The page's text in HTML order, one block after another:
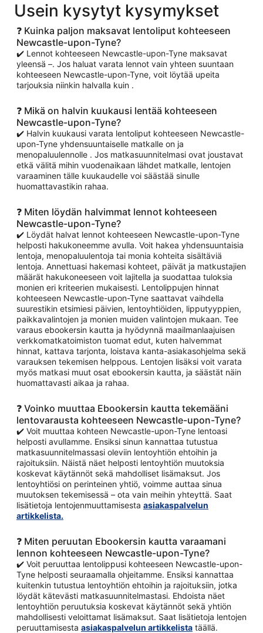
Usein kysytyt kysymykset
❓ Kuinka paljon maksavat lentoliput kohteeseen
Newcastle-upon-Tyne?
✔️ Lennot kohteeseen Newcastle-upon-Tyne maksavat
yleensä –. Jos haluat varata lennot vain yhteen suuntaan
kohteeseen Newcastle-upon-Tyne, voit löytää upeita
tarjouksia niinkin halvalla kuin .
❓ Mikä on halvin kuukausi lentää kohteeseen
Newcastle-upon-Tyne?
✔️ Halvin kuukausi varata lentoliput kohteeseen Newcastle-
upon-Tyne yhdensuuntaiselle matkalle on ja
menopaluulennolle . Jos matkasuunnitelmasi ovat joustavat
etkä välitä mihin vuodenaikaan lähdet matkalle, lentojen
varaaminen tälle kuukaudelle voi säästää sinulle
huomattavastikin rahaa.
❓ Miten löydän halvimmat lennot kohteeseen
Newcastle-upon-Tyne?
✔️ Löydät halvat lennot kohteeseen Newcastle-upon-Tyne
helposti hakukoneemme avulla. Voit hakea yhdensuuntaisia
lentoja, menopaluulentoja tai monia kohteita sisältäviä
lentoja. Annettuasi hakemasi kohteet, päivät ja matkustajien
määrät hakukoneeseen voit lajitella ja suodattaa tuloksia
monien eri kriteerien mukaisesti. Lentolippujen hinnat
kohteeseen Newcastle-upon-Tyne saattavat vaihdella
suurestikin etsimiesi päivien, lentoyhtiöiden, lipputyyppien,
paikkavalintojen ja monien muiden valintojen mukaan. Tee
varaus ebookersin kautta ja hyödynnä maailmanlaajuisen
verkkomatkatoimiston tuomat edut, kuten halvemmat
hinnat, kattava tarjonta, loistava kanta-asiakasohjelma sekä
varauksen tekemisen helppous. Lentojen lisäksi voit varata
myös matkasi muut osat ebookersin kautta, ja säästät näin
huomattavasti aikaa ja rahaa.
❓ Voinko muuttaa Ebookersin kautta tekemääni
lentovarausta kohteeseen Newcastle-upon-Tyne?
✔️ Voit muuttaa kohteen Newcastle-upon-Tyne lentoasi
helposti avullamme. Ensiksi sinun kannattaa tutustua
matkasuunnitelmassasi oleviin lentoyhtiön ehtoihin ja
rajoituksiin. Näistä näet helposti lentoyhtiön muutoksia
koskevat käytännöt sekä mahdolliset lisämaksut. Jos
lentoyhtiösi on perinteinen yhtiö, voimme auttaa sinua
muutoksen tekemisessä – ota vain meihin yhteyttä. Saat
lisätietoja lentojenmuuttamisesta asiakaspalvelun
artikkelista.
❓ Miten peruutan Ebookersin kautta varaamani
lennon kohteeseen Newcastle-upon-Tyne?
✔️ Voit peruuttaa lentolippusi kohteeseen Newcastle-upon-
Tyne helposti seuraamalla ohjeitamme. Ensiksi kannattaa
kuitenkin tutustua lentoyhtiön ehtoihin ja rajoituksiin, jotka
löydät kätevästi matkasuunnitelmastasi. Ehdoista näet
lentoyhtiön peruutuksia koskevat käytännöt sekä yhtiön
mahdollisesti veloittamat lisämaksut. Saat lisätietoja lentojen
peruuttamisesta asiakaspalvelun artikkelista täällä.